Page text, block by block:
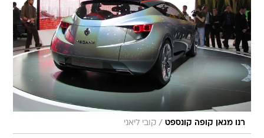
רנו מגאן קופה קונספט / קובי ליאני